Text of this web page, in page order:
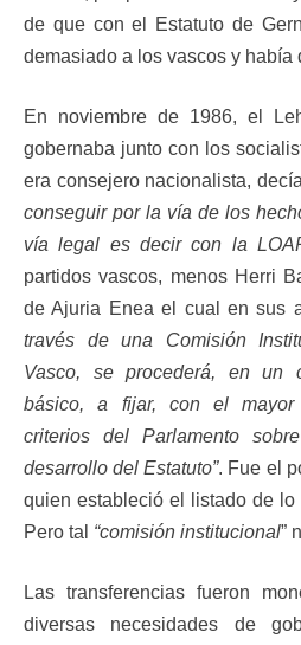
de que con el Estatuto de
demasiado a los vascos y había
En noviembre de 1986, el
gobernaba junto con los
era consejero nacionalista,
conseguir por la vía de los
vía legal es decir con la
partidos vascos, menos Herri
de Ajuria Enea el cual en sus
través de una Comisión
Vasco, se procederá, en un
básico, a fijar, con el mayor
criterios del Parlamento
desarrollo del Estatuto”. Fue el
quien estableció el listado de lo
Pero tal “comisión institucional”
Las transferencias fueron
diversas necesidades de